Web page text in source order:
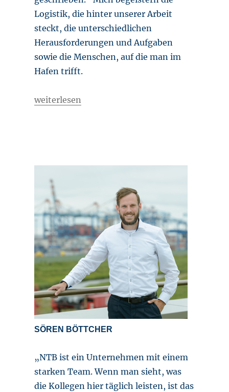
Logistik, die hinter unserer Arbeit
steckt, die unterschiedlichen
Herausforderungen und Aufgaben
sowie die Menschen, auf die man im
Hafen trifft.
„Begeisterung für Logistik und ehrlichen
weiterlesen
SÖREN BÖTTCHER
„NTB ist ein Unternehmen mit einem
starken Team. Wenn man sieht, was
die Kollegen hier täglich leisten, ist das